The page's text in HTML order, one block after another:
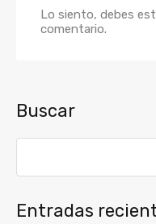
Lo siento, debes
comentario.
Buscar
Entradas